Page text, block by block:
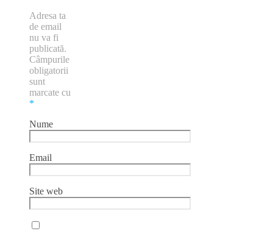
Adresa ta
de email
nu va fi
publicată.
Câmpurile
obligatorii
sunt
marcate cu
*
Nume
Email
Site web